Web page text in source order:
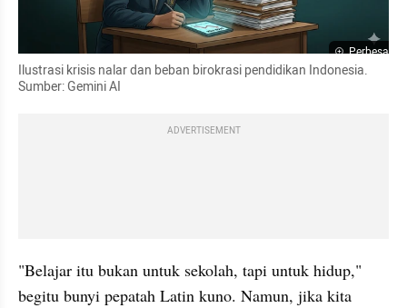
Perbesar
Ilustrasi krisis nalar dan beban birokrasi pendidikan Indonesia.
Sumber: Gemini AI
ADVERTISEMENT
"Belajar itu bukan untuk sekolah, tapi untuk hidup,"
begitu bunyi pepatah Latin kuno. Namun, jika kita